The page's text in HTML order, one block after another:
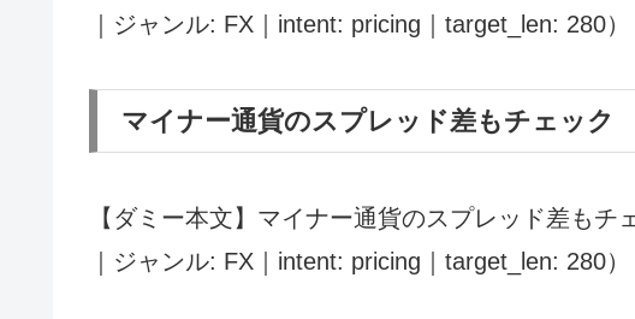
｜ジャンル: FX｜intent: pricing｜target_len: 280）
マイナー通貨のスプレッド差もチェック
【ダミー本文】マイナー通貨のスプレッド差も
｜ジャンル: FX｜intent: pricing｜target_len: 280）